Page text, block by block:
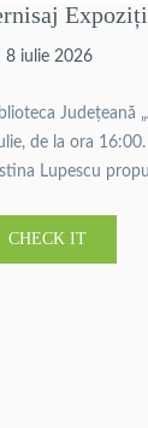
8 iulie 2026
Județeană
de la ora
Lupescu
CHECK IT